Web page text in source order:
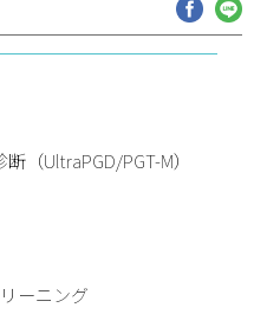
（UltraPGD/PGT-M）
ーニング